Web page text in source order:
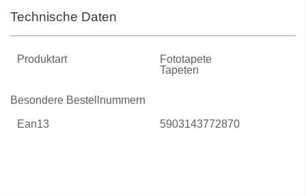
Technische Daten
Produktart
Fototapete
Tapeten
Besondere Bestellnummern
Ean13 5903143772870